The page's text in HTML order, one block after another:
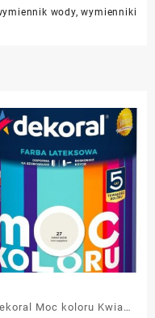
wody,wymienniki
Moc koloru Kwiat